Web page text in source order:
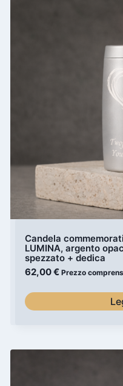
Candela
LUMINA, argento
spezzato + dedica
62,00€ Prezzo